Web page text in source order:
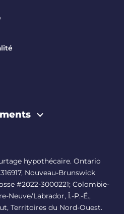
hypothécaire. Ontario
Nouveau-Brunswick
#2022-3000221; Colombie-
Neuve/Labrador, Î.-P.-É.,
Territoires du Nord-Ouest.